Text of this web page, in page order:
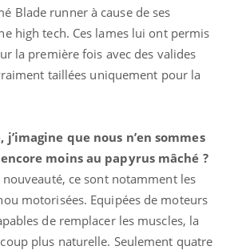
Blade runner à cause de ses
high tech. Ces lames lui ont permis
la première fois avec des valides
taillées uniquement pour la
j’imagine que nous n’en sommes
moins au papyrus mâché ?
ce sont notamment les
motorisées. Equipées de moteurs
de remplacer les muscles, la
plus naturelle. Seulement quatre